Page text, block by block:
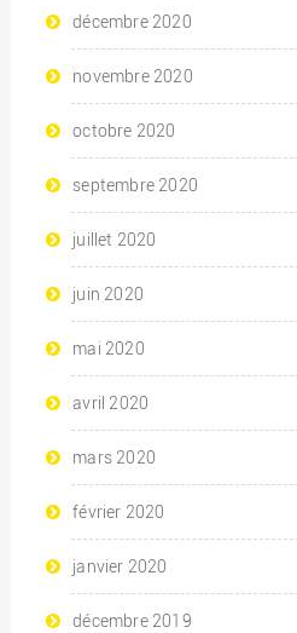
décembre 2020
novembre 2020
octobre 2020
septembre 2020
juillet 2020
juin 2020
mai 2020
avril 2020
mars 2020
février 2020
janvier 2020
décembre 2019